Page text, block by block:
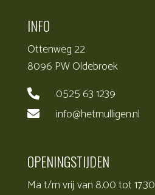
INFO
Ottenweg 22
8096 PW Oldebroek
 0525 63 1239
 info@hetmulligen.nl
OPENINGSTIJDEN
Ma t/m vrij van 8.00 tot 17.30